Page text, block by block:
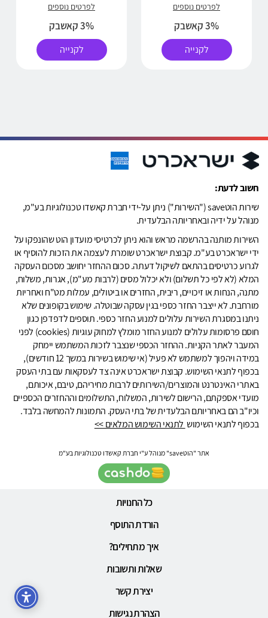
לפרטים נוספים
3% קאשבק
לקנייה
לפרטים נוספים
3% קאשבק
לקנייה
חשוב לדעת:
שירות הוטsave ("השירות") ניתן על-ידי חברת קאשדו טכנולוגיות בע"מ,
מנוהל על ידיה ובאחריותה הבלעדית.
השירות מותנה בהרשמה מראש והוא ניתן לכרטיסי מועדון הוט שהונפקו על
ידי ישראכרט בע"מ. קבוצת ישראכרט שומרת לעצמה את הזכות להוסיף או
לגרוע כרטיסים בהתאם לשיקול דעתה. סכום ההחזר יחושב מסכום העסקה
המלא (לא לפי כל תשלום) ולא יכלול מסים (לרבות מע"מ), אגרות, משלוח,
מתנה, הנחות או זיכויים, ריבית, החזרים או ביטולים, עמלות מט"ח ואחריות
מורחבת. לא ייצבר החזר כספי בגין עסקה שבוטלה. שימוש בקופונים שלא
ניתנו במסגרת השירות עלולים למנוע החזר כספי. תוספים לדפדפן כגון
חוסם פרסומות עלולים למנוע החזר מומלץ למחוק עוגיות (cookies) לפני
המעבר לאתר הקניות. ההחזר הכספי שנצבר לזכות המשתמש יימחק
במידה ויהפוך למשתמש לא פעיל (אי שימוש בשירות במשך 12 חודשים),
בכפוף לתנאי השימוש. קבוצת ישראכרט אינה צד לעסקאות עם בתי העסק
באתרי האינטרנט והמוצרים/השירותים לרבות מחיריהם, טיבם, איכותם,
מועדי אספקתם, הרישום לשירות, המשלוח, התשלומים וההחזרים הכספיים
וכיו"ב הם באחריותם הבלעדית של בתי העסק. התמונות להמחשה בלבד.
בכפוף לתנאי השימוש לתנאי השימוש המלאים >>
אתר "הוטsave" מנוהל ע"י חברת קאשדו טכנולוגיות בע"מ
כל החנויות
הורדת התוסף
איך מתחילים?
שאלות ותשובות
יצירת קשר
הצהרת נגישות